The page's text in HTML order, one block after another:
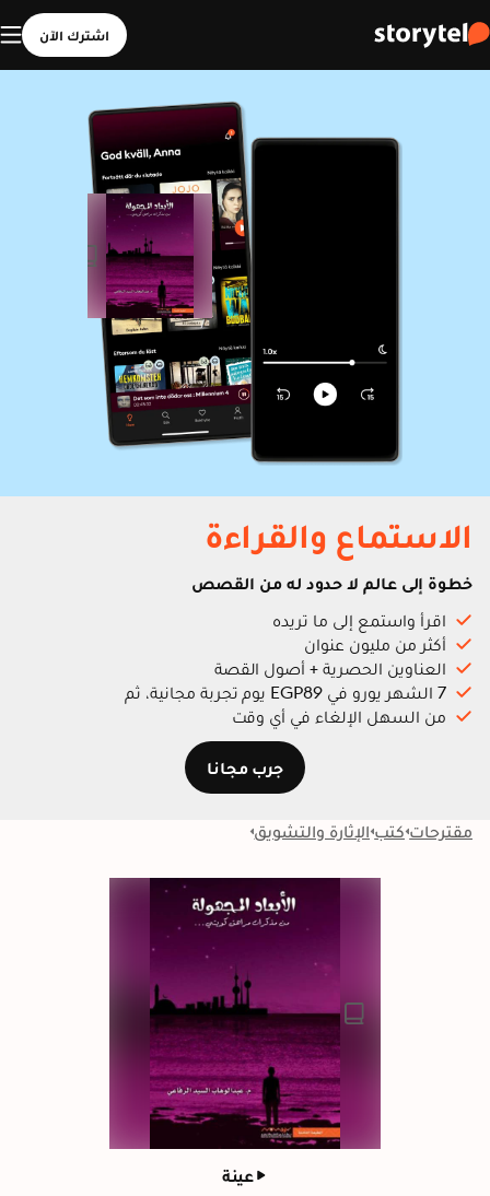
اشترك الآن
الاستماع والقراءة
خطوة إلى عالم لا حدود له من القصص
اقرأ واستمع إلى ما تريده
أكثر من مليون عنوان
العناوين الحصرية + أصول القصة
7 الشهر يورو في EGP89 يوم تجربة مجانية، ثم
من السهل الإلغاء في أي وقت
جرب مجانا
مقترحات كتب الإثارة والتشويق
عينة